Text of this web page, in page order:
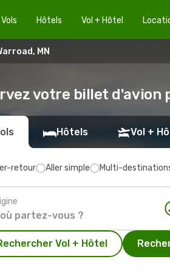
Vols Hôtels Vol + Hôtel
MN
votre billet d'avion
Hôtels Vol +
retour Aller simple Multi-
Vol + Hôtel